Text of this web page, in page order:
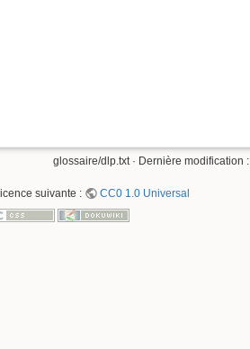
glossaire/dlp.txt· Dernière modification :
suivante : CC0 1.0 Universal